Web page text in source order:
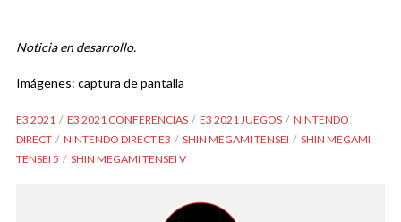
Noticia en desarrollo.
Imágenes: captura de pantalla
E3 2021 E3 2021 CONFERENCIAS E3 2021 JUEGOS
NINTENDO
DIRECT
NINTENDO DIRECT E3 SHIN MEGAMI TENSEI
SHIN MEGAMI
TENSEI 5
SHIN MEGAMI TENSEI V